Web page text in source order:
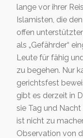
lange vor ihrer
Islamisten, die
offen
als „Gefährder“
Leute für fähig
zu begehen. Nur
gerichtsfest
gibt es derzeit in
sie Tag und
ist nicht zu
Observation von